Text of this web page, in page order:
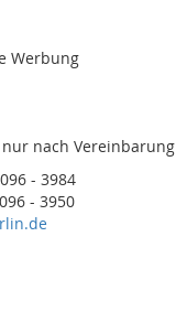
Werbung
nach Vereinbarung
- 3984
- 3950